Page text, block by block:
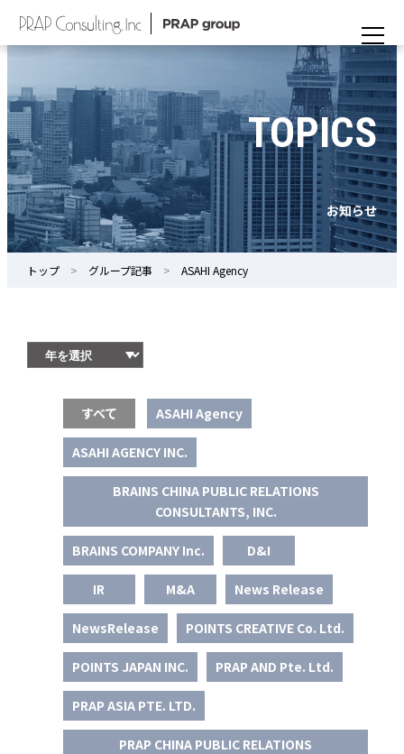
TOPICS
お知らせ
トップ グループ記事 ASAHI Agency
すべて ASAHI Agency
ASAHI AGENCY INC.
BRAINS CHINA PUBLIC RELATIONS
CONSULTANTS, INC.
BRAINS COMPANY Inc. D&I
IR M&A News Release
NewsRelease POINTS CREATIVE Co. Ltd.
POINTS JAPAN INC. PRAP AND Pte. Ltd.
PRAP ASIA PTE. LTD.
PRAP CHINA PUBLIC RELATIONS